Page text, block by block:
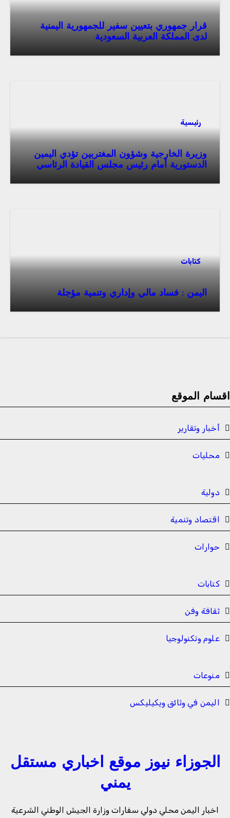
قرار جمهوري بتعيين سفير للجمهورية اليمنية
لدى المملكة العربية السعودية
رئيسية
وزيرة الخارجية وشؤون المغتربين تؤدي اليمين
الدستورية أمام رئيس مجلس القيادة الرئاسي
كتابات
اليمن : فساد مالي وإداري وتنمية مؤجلة
اقسام الموقع
أخبار وتقارير
محليات
دولية
اقتصاد وتنمية
حوارات
كتابات
ثقافة وفن
علوم وتكنولوجيا
منوعات
اليمن في وثائق ويكيليكس
الجوزاء نيوز موقع اخباري مستقل
يمني
اخبار اليمن محلي دولي سفارات وزارة الجيش الوطني الشرعية